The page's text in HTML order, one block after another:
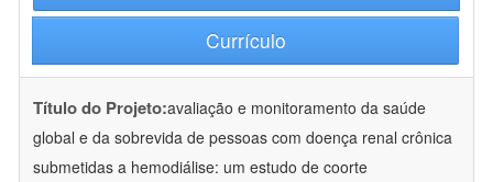
Currículo
Título do Projeto:avaliação e monitoramento da saúde
global e da sobrevida de pessoas com doença renal crônica
submetidas a hemodiálise: um estudo de coorte